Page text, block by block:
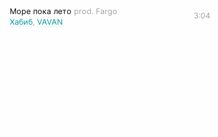
Море пока лето prod. Fargo
Хабиб, VAVAN
3:04